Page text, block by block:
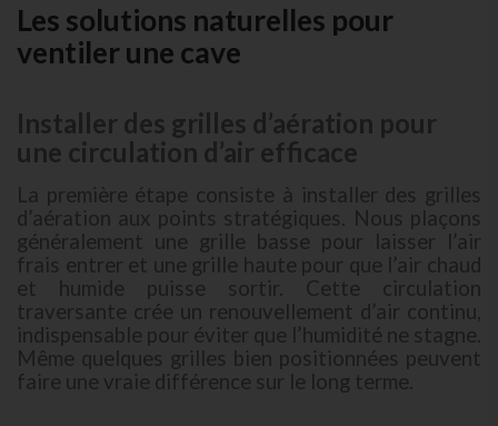
Les solutions naturelles pour
ventiler une cave
Installer des grilles d’aération pour
une circulation d’air efficace
La première étape consiste à installer des grilles
d’aération aux points stratégiques. Nous plaçons
généralement une grille basse pour laisser l’air
frais entrer et une grille haute pour que l’air chaud
et humide puisse sortir. Cette circulation
traversante crée un renouvellement d’air continu,
indispensable pour éviter que l’humidité ne stagne.
Même quelques grilles bien positionnées peuvent
faire une vraie différence sur le long terme.